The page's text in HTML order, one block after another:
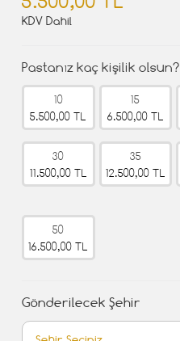
KDV Dahil
Pastanız kaç kişilik olsun?
10
5.500,00 TL
15
6.500,00 TL
30
11.500,00 TL
35
12.500,00 TL
50
16.500,00 TL
Gönderilecek Şehir